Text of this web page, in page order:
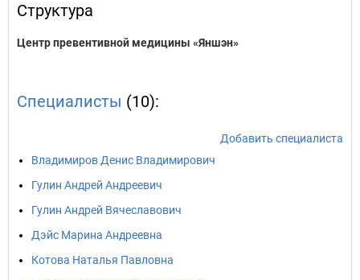
Структура
Центр превентивной медицины «Яншэн»
Специалисты (10):
Добавить специалиста
Владимиров Денис Владимирович
Гулин Андрей Андреевич
Гулин Андрей Вячеславович
Дэйс Марина Андреевна
Котова Наталья Павловна